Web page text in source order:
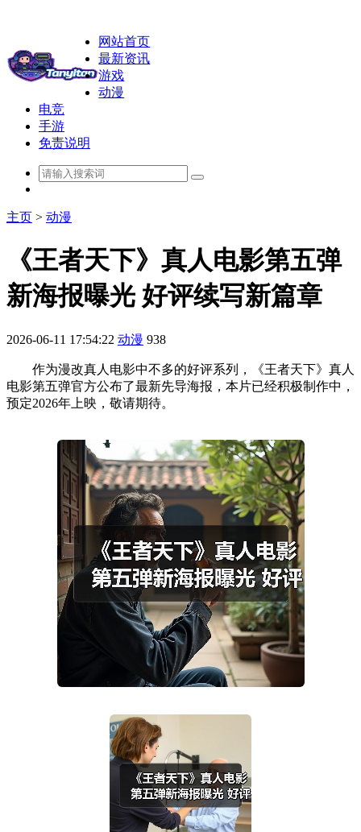
网站首页
最新资讯
游戏
动漫
电竞
手游
免责说明
主页 > 动漫
《王者天下》真人电影第五弹
新海报曝光 好评续写新篇章
2026-06-11 17:54:22 动漫 938
作为漫改真人电影中不多的好评系列，《王者天下》真人
电影第五弹官方公布了最新先导海报，本片已经积极制作中，
预定2026年上映，敬请期待。